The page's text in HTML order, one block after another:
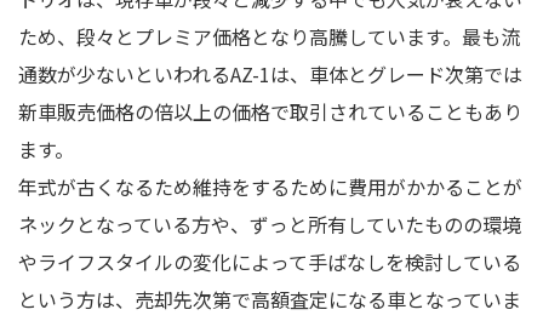
ため、段々とプレミア価格となり高騰しています。最も流
通数が少ないといわれるAZ-1は、車体とグレード次第では
新車販売価格の倍以上の価格で取引されていることもあり
ます。
年式が古くなるため維持をするために費用がかかることが
ネックとなっている方や、ずっと所有していたものの環境
やライフスタイルの変化によって手ばなしを検討している
という方は、売却先次第で高額査定になる車となっていま